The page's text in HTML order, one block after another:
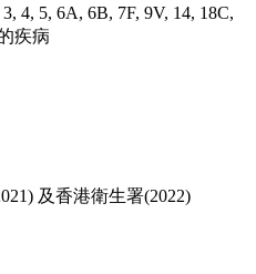
4, 5, 6A, 6B, 7F, 9V, 14, 18C,
疾病
及香港衛生署(2022)